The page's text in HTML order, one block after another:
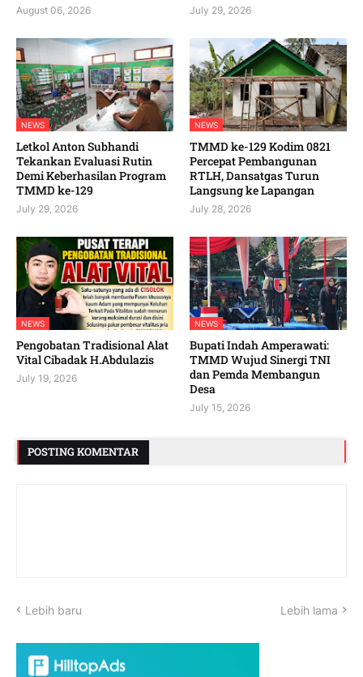
August 06, 2026 July 29, 2026
NEWS
Letkol Anton Subhandi
Tekankan Evaluasi Rutin
Demi Keberhasilan Program
TMMD ke-129
July 29, 2026
NEWS
TMMD ke-129 Kodim 0821
Percepat Pembangunan
RTLH, Dansatgas Turun
Langsung ke Lapangan
July 28, 2026
NEWS
Pengobatan Tradisional Alat
Vital Cibadak H.Abdulazis
July 19, 2026
NEWS
Bupati Indah Amperawati:
TMMD Wujud Sinergi TNI
dan Pemda Membangun
Desa
July 15, 2026
POSTING KOMENTAR
Lebih baru Lebih lama